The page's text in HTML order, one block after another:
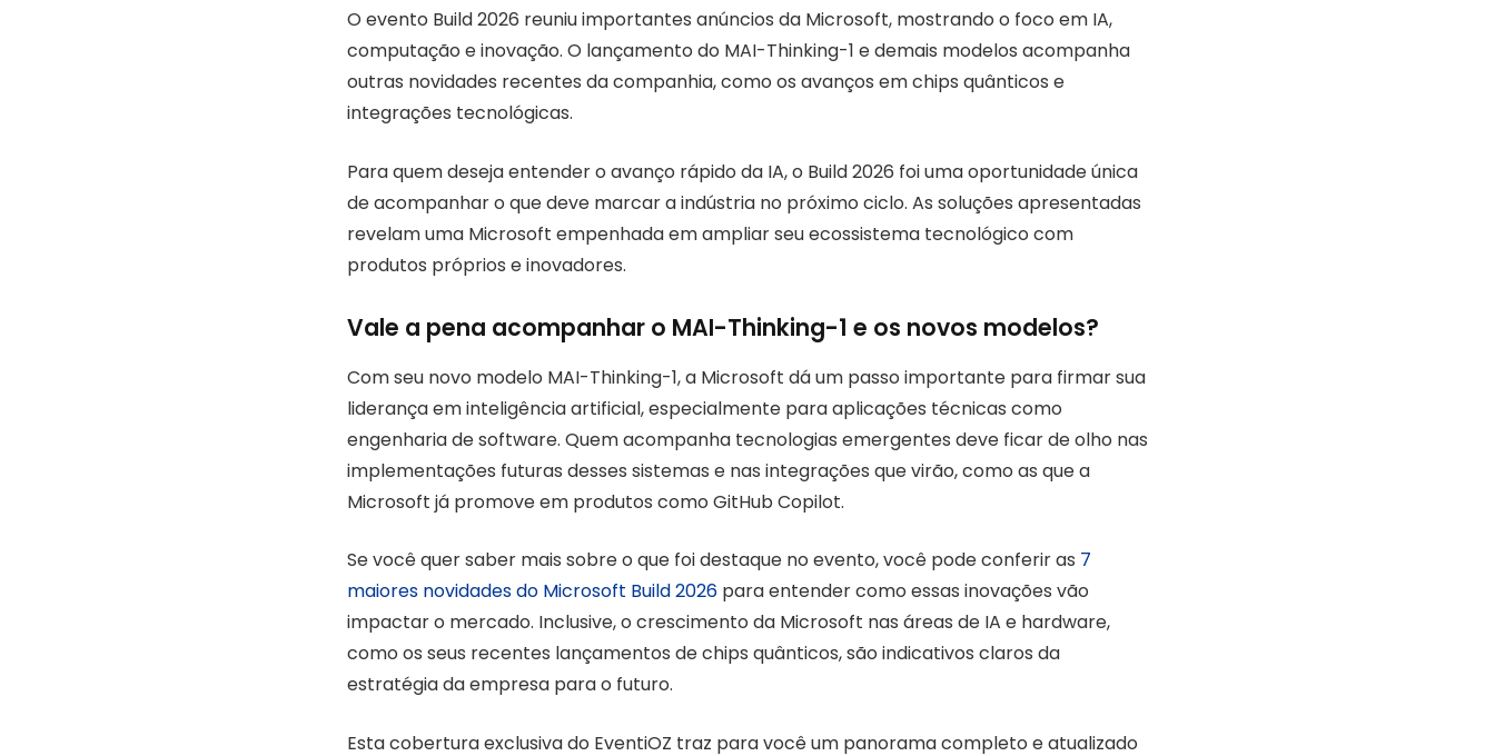
O evento Build 2026 reuniu importantes anúncios da Microsoft, mostrando o foco em IA,
computação e inovação. O lançamento do MAI-Thinking-1 e demais modelos acompanha
outras novidades recentes da companhia, como os avanços em chips quânticos e
integrações tecnológicas.
Para quem deseja entender o avanço rápido da IA, o Build 2026 foi uma oportunidade única
de acompanhar o que deve marcar a indústria no próximo ciclo. As soluções apresentadas
revelam uma Microsoft empenhada em ampliar seu ecossistema tecnológico com
produtos próprios e inovadores.
Vale a pena acompanhar o MAI-Thinking-1 e os novos modelos?
Com seu novo modelo MAI-Thinking-1, a Microsoft dá um passo importante para firmar sua
liderança em inteligência artificial, especialmente para aplicações técnicas como
engenharia de software. Quem acompanha tecnologias emergentes deve ficar de olho nas
implementações futuras desses sistemas e nas integrações que virão, como as que a
Microsoft já promove em produtos como GitHub Copilot.
Se você quer saber mais sobre o que foi destaque no evento, você pode conferir as 7
maiores novidades do Microsoft Build 2026 para entender como essas inovações vão
impactar o mercado. Inclusive, o crescimento da Microsoft nas áreas de IA e hardware,
como os seus recentes lançamentos de chips quânticos, são indicativos claros da
estratégia da empresa para o futuro.
Esta cobertura exclusiva do EventiOZ traz para você um panorama completo e atualizado